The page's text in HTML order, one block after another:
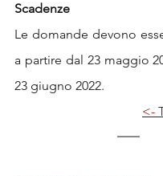
Scadenze
Le domande devono
a partire dal 23 maggio
23 giugno 2022.
<-